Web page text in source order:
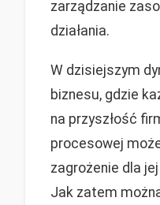
zarządzanie
działania.
W dzisiejszym
biznesu, gdzie
na przyszłość
procesowej
zagrożenie dla
Jak zatem